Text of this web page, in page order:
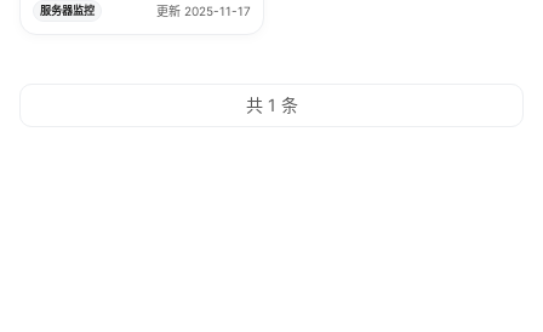
服务器监控 更新 2025-11-17
共 1 条